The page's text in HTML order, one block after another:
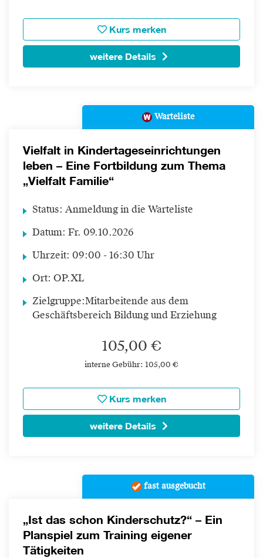
Kurs merken
weitere Details
Warteliste
Vielfalt in Kindertageseinrichtungen
leben – Eine Fortbildung zum Thema
„Vielfalt Familie“
Status: Anmeldung in die Warteliste
Datum: Fr. 09.10.2026
Uhrzeit: 09:00 - 16:30 Uhr
Ort: OP.XL
Zielgruppe:Mitarbeitende aus dem
Geschäftsbereich Bildung und Erziehung
105,00 €
interne Gebühr: 105,00 €
Kurs merken
weitere Details
fast ausgebucht
„Ist das schon Kinderschutz?“ – Ein
Planspiel zum Training eigener
Tätigkeiten